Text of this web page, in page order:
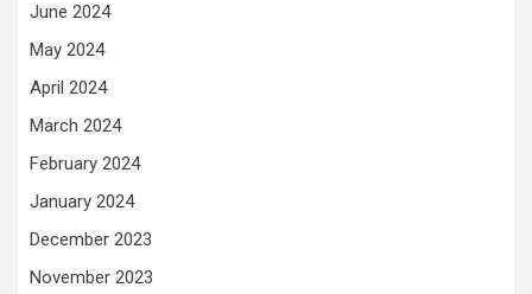
June 2024
May 2024
April 2024
March 2024
February 2024
January 2024
December 2023
November 2023